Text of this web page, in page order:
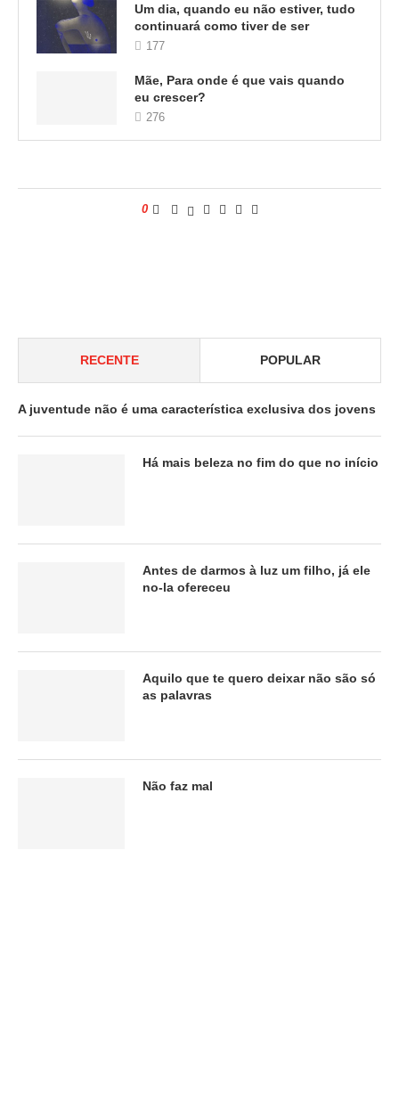
Um dia, quando eu não estiver, tudo
continuará como tiver de ser
177
Mãe, Para onde é que vais quando
eu crescer?
276
0
RECENTE POPULAR
A juventude não é uma característica exclusiva dos jovens
Há mais beleza no fim do que no início
Antes de darmos à luz um filho, já ele
no-la ofereceu
Aquilo que te quero deixar não são só
as palavras
Não faz mal